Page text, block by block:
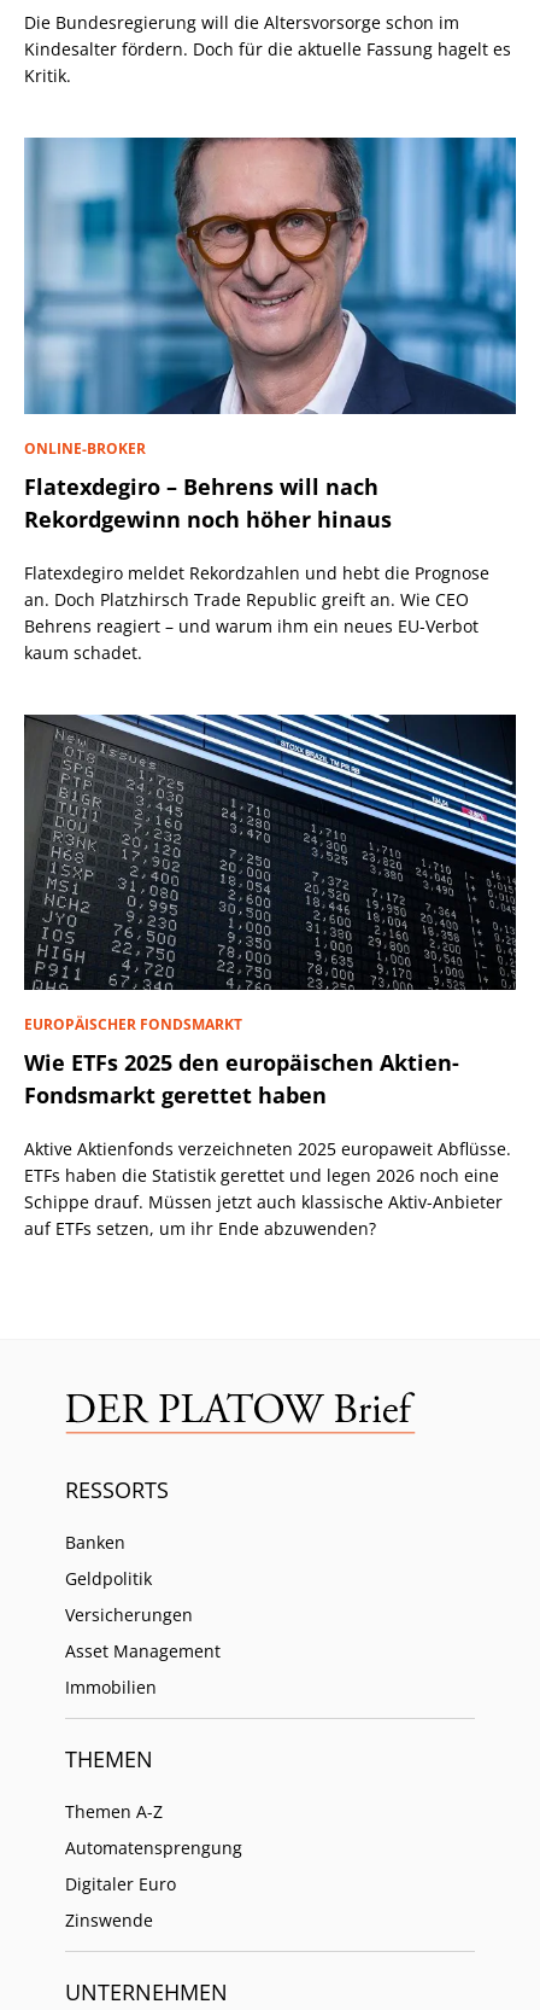
Die Bundesregierung will die Altersvorsorge schon im
Kindesalter fördern. Doch für die aktuelle Fassung hagelt es
Kritik.
ONLINE-BROKER
Flatexdegiro – Behrens will nach
Rekordgewinn noch höher hinaus
Flatexdegiro meldet Rekordzahlen und hebt die Prognose
an. Doch Platzhirsch Trade Republic greift an. Wie CEO
Behrens reagiert – und warum ihm ein neues EU-Verbot
kaum schadet.
EUROPÄISCHER FONDSMARKT
Wie ETFs 2025 den europäischen Aktien-
Fondsmarkt gerettet haben
Aktive Aktienfonds verzeichneten 2025 europaweit Abflüsse.
ETFs haben die Statistik gerettet und legen 2026 noch eine
Schippe drauf. Müssen jetzt auch klassische Aktiv-Anbieter
auf ETFs setzen, um ihr Ende abzuwenden?
RESSORTS
Banken
Geldpolitik
Versicherungen
Asset Management
Immobilien
THEMEN
Themen A-Z
Automatensprengung
Digitaler Euro
Zinswende
UNTERNEHMEN